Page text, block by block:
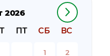
2026
ПТ СБ ВС
1 2